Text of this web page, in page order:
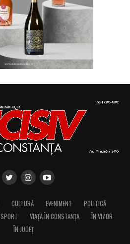
CULTURĂ EVENIMENT
POLITICĂ
SPORT VIAȚA ÎN CONSTANȚA
ÎN VIZOR
ÎN JUDEȚ